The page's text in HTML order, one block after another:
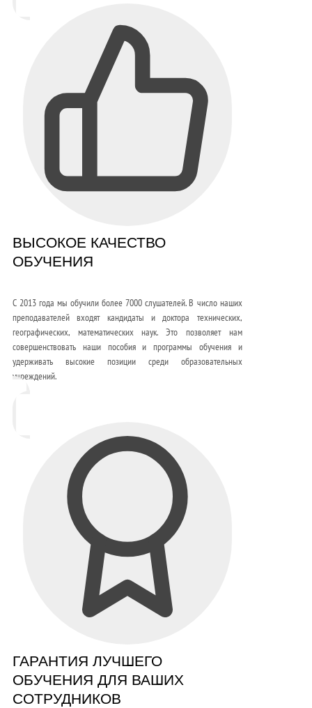
ВЫСОКОЕ КАЧЕСТВО
ОБУЧЕНИЯ
С 2013 года мы обучили более 7000 слушателей. В число наших
преподавателей входят кандидаты и доктора технических,
географических, математических наук. Это позволяет нам
совершенствовать наши пособия и программы обучения и
удерживать высокие позиции среди образовательных
учреждений.
ГАРАНТИЯ ЛУЧШЕГО
ОБУЧЕНИЯ ДЛЯ ВАШИХ
СОТРУДНИКОВ